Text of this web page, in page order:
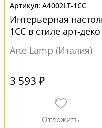
A4002LT-1CC
Интерьерная
1CC в стиле арт-деко
Arte Lamp (Италия)
3 593 ₽